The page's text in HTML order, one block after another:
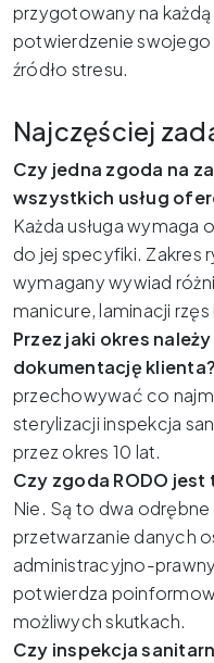
przygotowany na
potwierdzenie swojego
źródło stresu.
Najczęściej
Czy jedna zgoda na
wszystkich usług
Każda usługa
do jej specyfiki. Zakres
wymagany wywiad
manicure, laminacji
Przez jaki okres
dokumentację klienta?
przechowywać co
sterylizacji inspekcja
przez okres 10 lat.
Czy zgoda RODO
Nie. Są to dwa
przetwarzanie danych
administracyjno-
potwierdza
możliwych skutkach.
Czy inspekcja